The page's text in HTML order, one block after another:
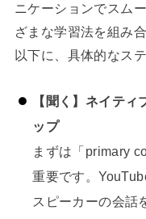
ニケーションでスム
ざまな学習法を組み
以下に、具体的なス
【聞く】ネイテ
ップ
まずは「primary
重要です。
スピーカーの会話